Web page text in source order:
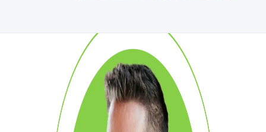
SAY HI!